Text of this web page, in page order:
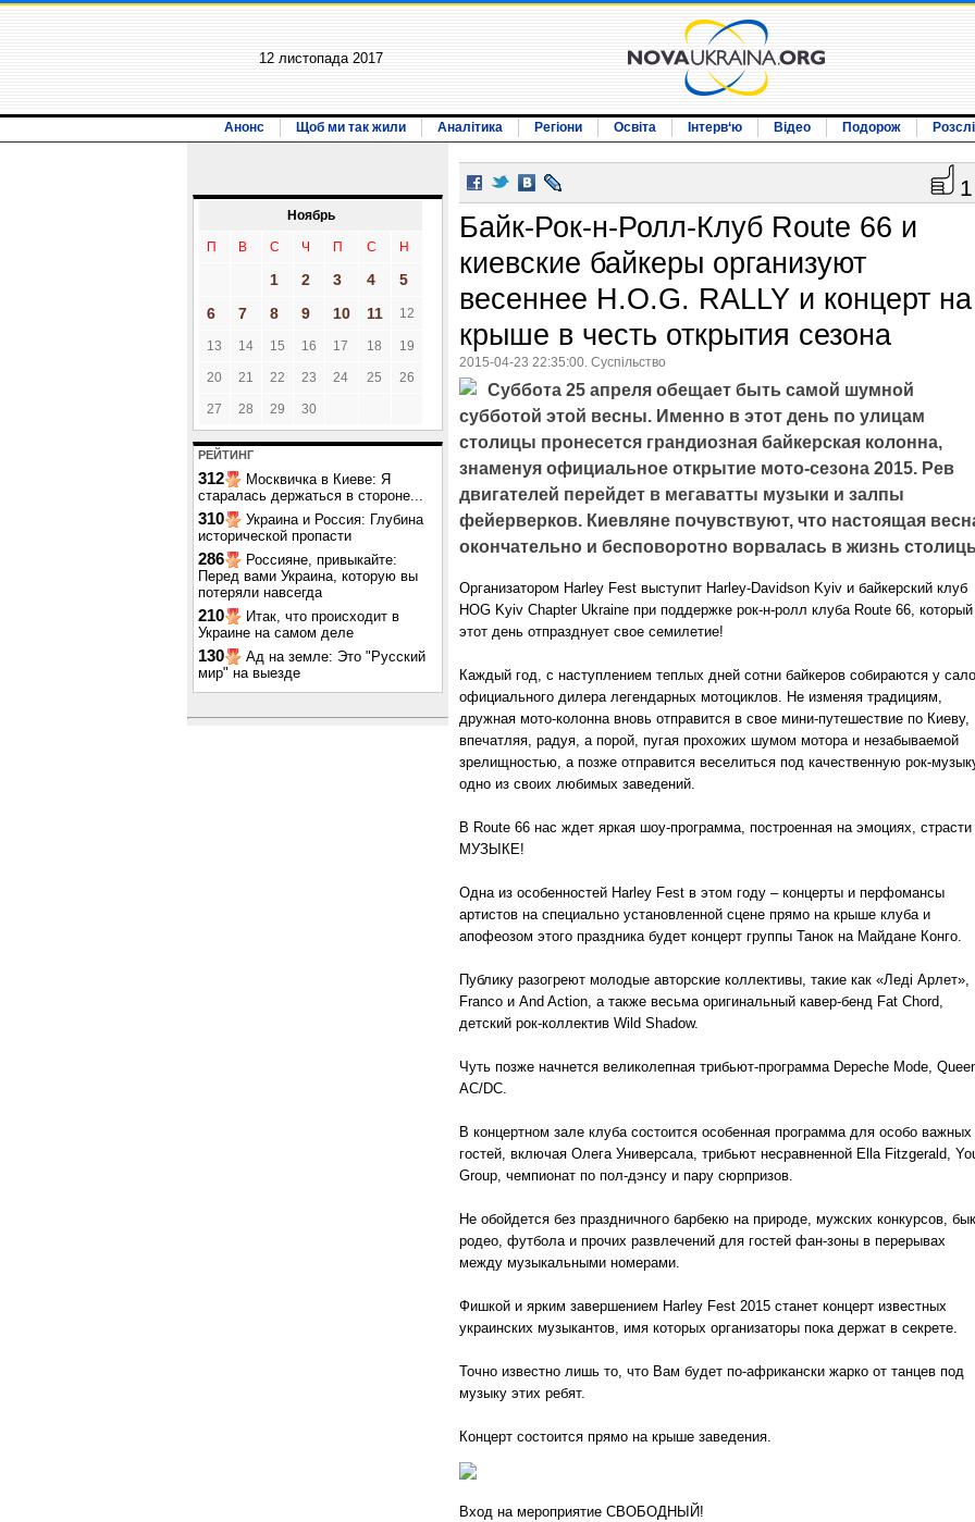
12 листопада 2017
Анонс Щоб ми так жили Аналітика Регіони Освіта Інтерв‘ю Відео Подорож
Ноябрь
П В С Ч П С Н
1 2 3 4
5
6
7 8 9 10 11 12
13 14 15 16 17 18 19
20 21 22 23 24 25 26
27 28 29 30
РЕЙТИНГ
312
Москвичка в Киеве: Я
старалась держаться в стороне...
310
Украина и Россия: Глубина
исторической пропасти
286
Россияне, привыкайте:
Перед вами Украина, которую вы
потеряли навсегда
210
Итак, что происходит в
Украине на самом деле
130
Ад на земле: Это "Русский
мир" на выезде
1
Байк-Рок-н-Ролл-Клуб Route 66 и
киевские байкеры организуют
весеннее H.O.G. RALLY и концерт на
крыше в честь открытия сезона
2015-04-23 22:35:00. Суспільство
Суббота 25 апреля обещает быть самой шумной
субботой этой весны. Именно в этот день по улицам
столицы пронесется грандиозная байкерская колонна,
знаменуя официальное открытие мото-сезона 2015. Рев
двигателей перейдет в мегаватты музыки и залпы
фейерверков. Киевляне почувствуют, что настоящая
окончательно и бесповоротно ворвалась в жизнь
Организатором Harley Fest выступит Harley-Davidson Kyiv и байкерский клуб
HOG Kyiv Chapter Ukraine при поддержке рок-н-ролл клуба Route 66,
этот день отпразднует свое семилетие!
Каждый год, с наступлением теплых дней сотни байкеров собираются у
официального дилера легендарных мотоциклов. Не изменяя традициям,
дружная мото-колонна вновь отправится в свое мини-путешествие по Киеву,
впечатляя, радуя, а порой, пугая прохожих шумом мотора и незабываемой
зрелищностью, а позже отправится веселиться под качественную рок-
одно из своих любимых заведений.
В Route 66 нас ждет яркая шоу-программа, построенная на эмоциях, страсти
МУЗЫКЕ!
Одна из особенностей Harley Fest в этом году – концерты и перфомансы
артистов на специально установленной сцене прямо на крыше клуба и
апофеозом этого праздника будет концерт группы Танок на Майдане Конго.
Публику разогреют молодые авторские коллективы, такие как «Леді Арлет»,
Franсo и Аnd Action, а также весьма оригинальный кавер-бенд Fat Chord,
детский рок-коллектив Wild Shadow.
Чуть позже начнется великолепная трибьют-программа Depeche Mode,
AC/DC.
В концертном зале клуба состоится особенная программа для особо важных
гостей, включая Олега Универсала, трибьют несравненной Ella Fitzgerald,
Group, чемпионат по пол-дэнсу и пару сюрпризов.
Не обойдется без праздничного барбекю на природе, мужских конкурсов,
родео, футбола и прочих развлечений для гостей фан-зоны в перерывах
между музыкальными номерами.
Фишкой и ярким завершением Harley Fest 2015 станет концерт известных
украинских музыкантов, имя которых организаторы пока держат в секрете.
Точно известно лишь то, что Вам будет по-африкански жарко от танцев под
музыку этих ребят.
Концерт состоится прямо на крыше заведения.
Вход на мероприятие СВОБОДНЫЙ!